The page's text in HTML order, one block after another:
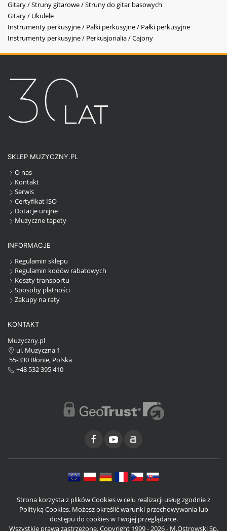
Gitary / Struny gitarowe / Struny do gitar basowych
Gitary / Ukulele
Instrumenty perkusyjne / Pałki perkusyjne / Pałki perkusyjne
Instrumenty perkusyjne / Perkusjonalia / Cajony
SKLEP MUZYCZNY.PL
O nas
Kontakt
Serwis
Certyfikat ISO
Dotacje unijne
Muzyczne tapety
INFORMACJE
Regulamin sklepu
Regulamin kodów rabatowych
Koszty transportu
Sposoby płatności
Zakupy na raty
KONTAKT
Muzyczny.pl
ul. Muzyczna 1
55-330 Błonie, Polska
+48 532 395 410
Strona korzysta z plików Cookies w celu realizacji usług zgodnie z
Polityką Cookies. Możesz określić warunki przechowywania lub
dostępu do cookies w Twojej przeglądarce.
Wszystkie prawa zastrzeżone. Copyright 1999 - 2026 - M.Ostrowski Sp.